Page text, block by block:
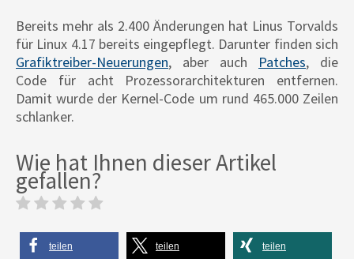
Bereits mehr als 2.400 Änderungen hat Linus Torvalds
für Linux 4.17 bereits eingepflegt. Darunter finden sich
Grafiktreiber-Neuerungen, aber auch Patches, die
Code für acht Prozessorarchitekturen entfernen.
Damit wurde der Kernel-Code um rund 465.000 Zeilen
schlanker.
Wie hat Ihnen dieser Artikel
gefallen?
teilen teilen teilen